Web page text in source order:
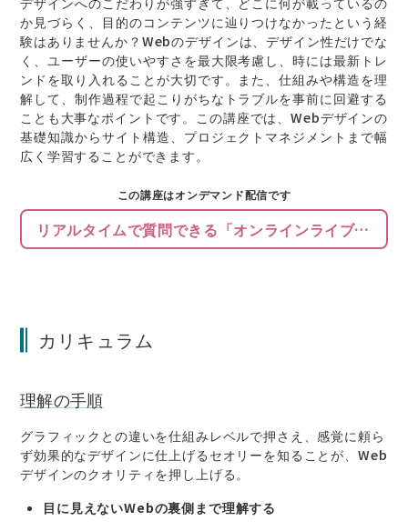
か見づらく、目的のコンテンツに辿りつけなかったという経
験はありませんか？Webのデザインは、デザイン性だけでな
く、ユーザーの使いやすさを最大限考慮し、時には最新トレ
ンドを取り入れることが大切です。また、仕組みや構造を理
解して、制作過程で起こりがちなトラブルを事前に回避する
ことも大事なポイントです。この講座では、Webデザインの
基礎知識からサイト構造、プロジェクトマネジメントまで幅
広く学習することができます。
この講座はオンデマンド配信です
リアルタイムで質問できる「オンラインライブ配信」もあります
カリキュラム
理解の手順
グラフィックとの違いを仕組みレベルで押さえ、感覚に頼ら
ず効果的なデザインに仕上げるセオリーを知ることが、Web
デザインのクオリティを押し上げる。
目に見えないWebの裏側まで理解する